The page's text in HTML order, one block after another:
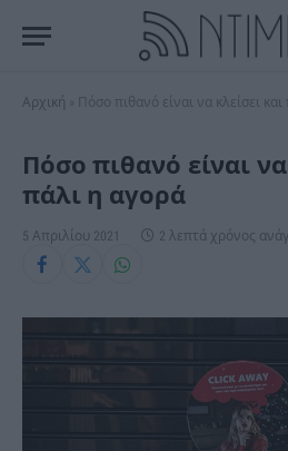
Αρχική Πόσο πιθανό είναι να κλείσει
Πόσο πιθανό είναι
πάλι η αγορά
5 Απριλίου 2021 2 λεπτά χρόνος